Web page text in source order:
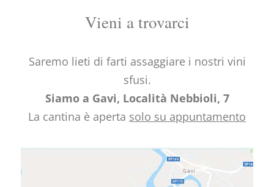
Vieni a trovarci
Saremo lieti di farti assaggiare i nostri vini
sfusi.
Siamo a Gavi, Località Nebbioli, 7
La cantina è aperta solo su appuntamento